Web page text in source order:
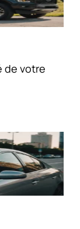
de votre